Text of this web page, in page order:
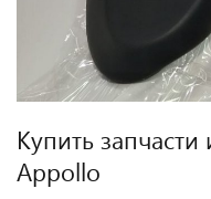
Купить
Appollo